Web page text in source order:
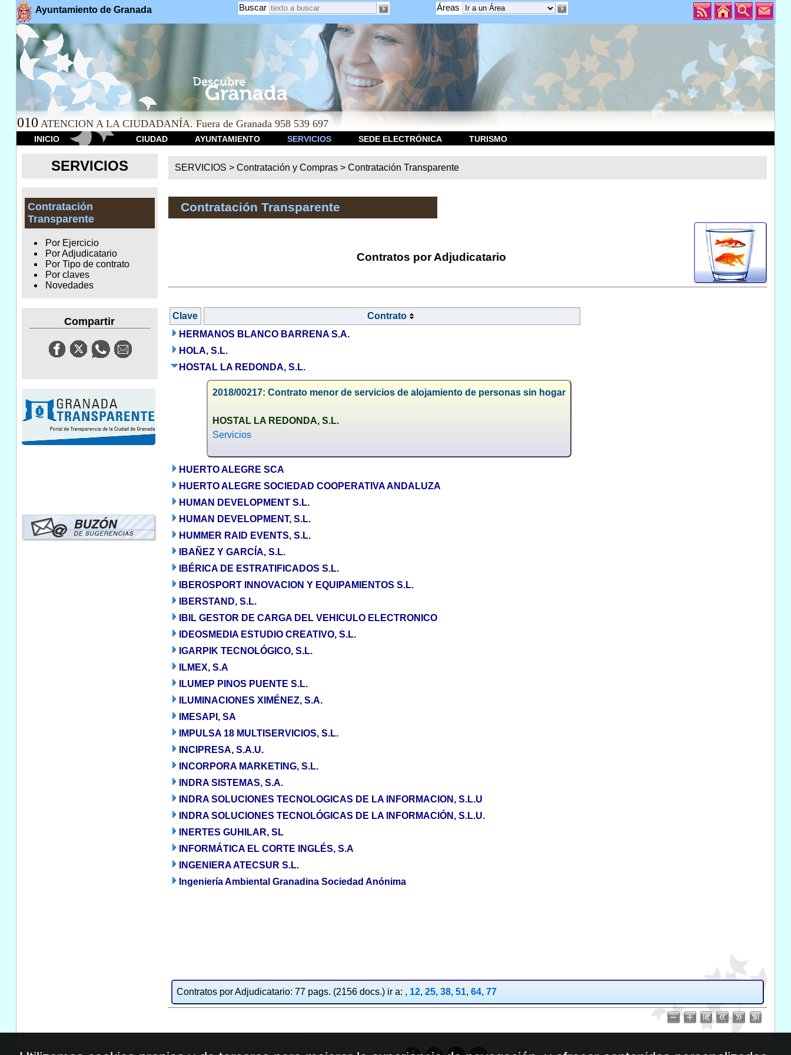
Ayuntamiento de Granada Áreas
Buscar
010 ATENCION A LA CIUDADANÍA. Fuera de Granada 958 539 697
INICIO CIUDAD AYUNTAMIENTO SERVICIOS SEDE ELECTRÓNICA TURISMO
SERVICIOS
Contratación
Transparente
Por Ejercicio
Por Adjudicatario
Por Tipo de contrato
Por claves
Novedades
Compartir
SERVICIOS >Contratación y Compras >Contratación Transparente
Contratación Transparente
Contratos por Adjudicatario
Clave
Contrato
HERMANOS BLANCO BARRENA S.A.
HOLA, S.L.
HOSTAL LA REDONDA, S.L.
2018/00217: Contrato menor de servicios de alojamiento de personas sin hogar
HOSTAL LA REDONDA, S.L.
Servicios
HUERTO ALEGRE SCA
HUERTO ALEGRE SOCIEDAD COOPERATIVA ANDALUZA
HUMAN DEVELOPMENT S.L.
HUMAN DEVELOPMENT, S.L.
HUMMER RAID EVENTS, S.L.
IBAÑEZ Y GARCÍA, S.L.
IBÉRICA DE ESTRATIFICADOS S.L.
IBEROSPORT INNOVACION Y EQUIPAMIENTOS S.L.
IBERSTAND, S.L.
IBIL GESTOR DE CARGA DEL VEHICULO ELECTRONICO
IDEOSMEDIA ESTUDIO CREATIVO, S.L.
IGARPIK TECNOLÓGICO, S.L.
ILMEX, S.A
ILUMEP PINOS PUENTE S.L.
ILUMINACIONES XIMÉNEZ, S.A.
IMESAPI, SA
IMPULSA 18 MULTISERVICIOS, S.L.
INCIPRESA, S.A.U.
INCORPORA MARKETING, S.L.
INDRA SISTEMAS, S.A.
INDRA SOLUCIONES TECNOLOGICAS DE LA INFORMACION, S.L.U
INDRA SOLUCIONES TECNOLÓGICAS DE LA INFORMACIÓN, S.L.U.
INERTES GUHILAR, SL
INFORMÁTICA EL CORTE INGLÉS, S.A
INGENIERA ATECSUR S.L.
Ingeniería Ambiental Granadina Sociedad Anónima
Contratos por Adjudicatario: 77 pags. (2156 docs.) ir a: , 12, 25, 38, 51, 64, 77